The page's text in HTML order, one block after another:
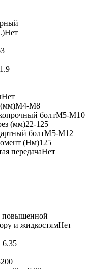
Нет
1.9
Нет
(мм)M4-M8
болтM5-M10
(мм)22-125
болтM5-M12
(Нм)125
передачаНет
повышенной
и жидкостямНет
6.35